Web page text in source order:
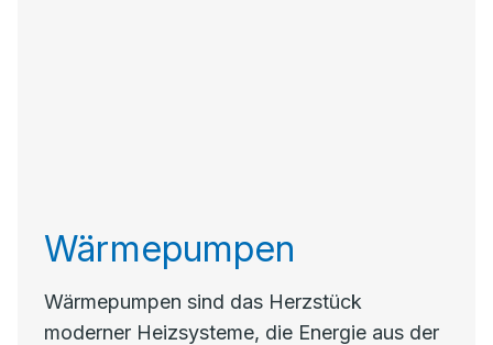
Wärmepumpen
Wärmepumpen sind das Herzstück
moderner Heizsysteme, die Energie aus der